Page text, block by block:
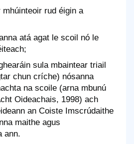
rud éigin a
atá agat le scoil nó le
sula mbaintear triail
chun críche) nósanna
na scoile (arna mbunú
Oideachais, 1998) ach
an Coiste Imscrúdaithe
maithe agus
ann.